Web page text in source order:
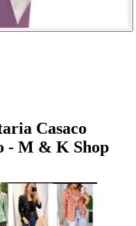
Casaco
- M & K Shop